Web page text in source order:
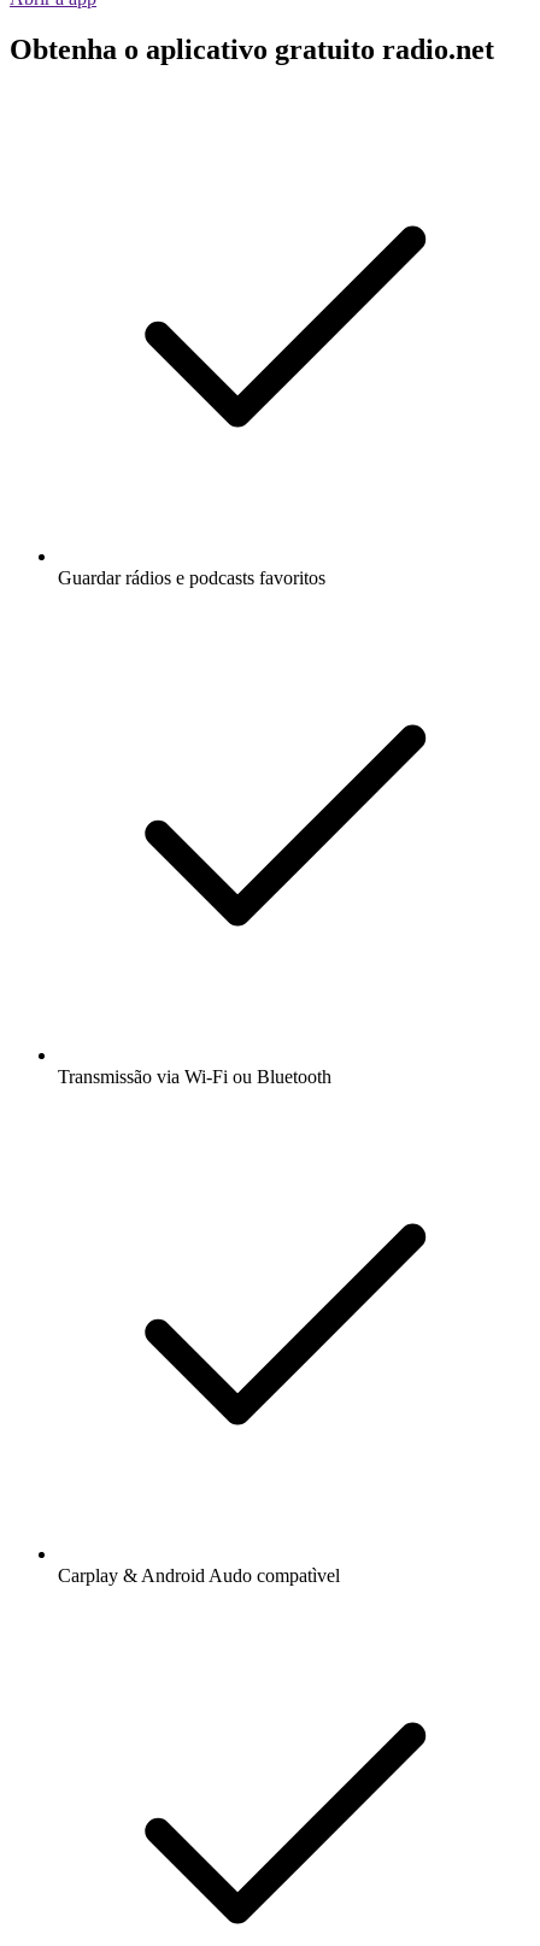
Obtenha o aplicativo gratuito radio.net
Guardar rádios e podcasts favoritos
Transmissão via Wi-Fi ou Bluetooth
Carplay & Android Audo compatìvel